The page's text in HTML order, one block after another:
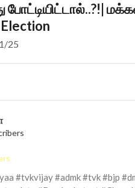
போட்டியிட்டால்..?!|
25
#tvkvijay #admk #tvk #bjp